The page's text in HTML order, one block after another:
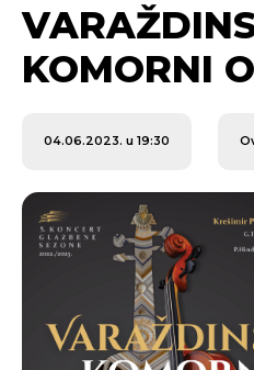
KOMORNI
04.06.2023. u 19:30